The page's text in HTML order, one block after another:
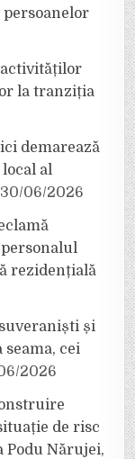
persoanelor
activităților
la tranziția
demarează
al
30/06/2026
rezidențială
și
seama, cei
2026
de risc
Podu Nărujei,